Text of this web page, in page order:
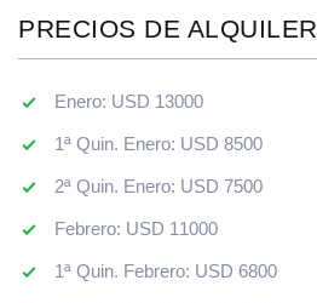
PRECIOS DE ALQUILER
Enero: USD 13000
1ª Quin. Enero: USD 8500
2ª Quin. Enero: USD 7500
Febrero: USD 11000
1ª Quin. Febrero: USD 6800